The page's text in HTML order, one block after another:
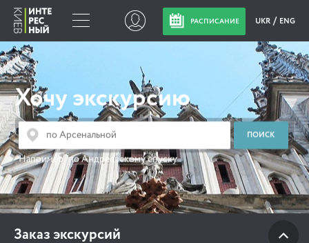
РАСПИСАНИЕ UKR ENG
Хочу экскурсию
Например:по Андреевскому спуску
Заказ экскурсий
Заказ экскурсий
+380 44 333-68-68
+380 68 121-44-58
tour@interesniy.kiev.ua
с 10.00 до 19:30 ежедневно